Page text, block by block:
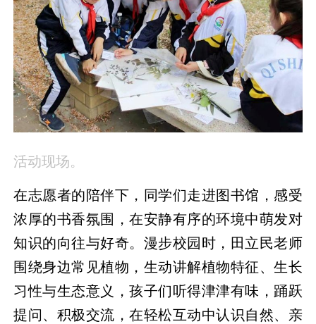
活动现场。
在志愿者的陪伴下，同学们走进图书馆，感受
浓厚的书香氛围，在安静有序的环境中萌发对
知识的向往与好奇。漫步校园时，田立民老师
围绕身边常见植物，生动讲解植物特征、生长
习性与生态意义，孩子们听得津津有味，踊跃
提问、积极交流，在轻松互动中认识自然、亲